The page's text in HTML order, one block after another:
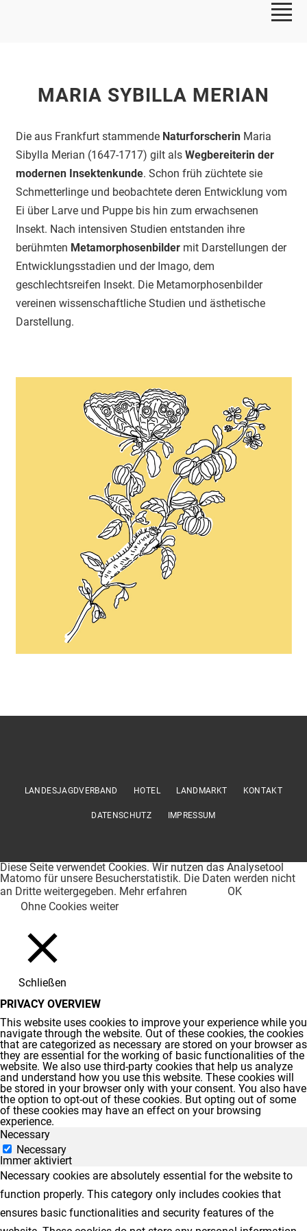
MARIA SYBILLA MERIAN
Die aus Frankfurt stammende NaturforscherinMaria
Sibylla Merian (1647-1717) gilt als Wegbereiterin der
modernen Insektenkunde. Schon früh züchtete sie
Schmetterlinge und beobachtete deren Entwicklung vom
Ei über Larve und Puppe bis hin zum erwachsenen
Insekt. Nach intensiven Studien entstanden ihre
berühmten Metamorphosenbildermit Darstellungen der
Entwicklungsstadien und der Imago, dem
geschlechtsreifen Insekt. Die Metamorphosenbilder
vereinen wissenschaftliche Studien und ästhetische
Darstellung.
LANDESJAGDVERBAND HOTEL LANDMARKT KONTAKT
DATENSCHUTZ IMPRESSUM
Diese Seite verwendet Cookies. Wir nutzen das Analysetool
Matomo für unsere Besucherstatistik. Die Daten werden nicht
an Dritte weitergegeben. Mehr erfahren
OK
Ohne Cookies weiter
Schließen
PRIVACY OVERVIEW
This website uses cookies to improve your experience while you
navigate through the website. Out of these cookies, the cookies
that are categorized as necessary are stored on your browser as
they are essential for the working of basic functionalities of the
website. We also use third-party cookies that help us analyze
and understand how you use this website. These cookies will
be stored in your browser only with your consent. You also have
the option to opt-out of these cookies. But opting out of some
of these cookies may have an effect on your browsing
experience.
Necessary
Necessary
Immer aktiviert
Necessary cookies are absolutely essential for the website to
function properly. This category only includes cookies that
ensures basic functionalities and security features of the